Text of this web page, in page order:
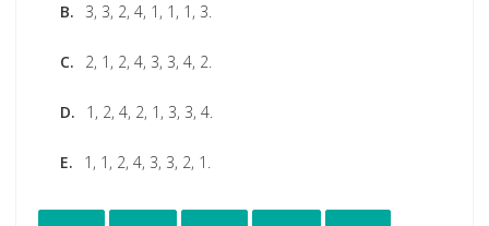
B. 3, 3, 2, 4, 1, 1, 1, 3.
C. 2, 1, 2, 4, 3, 3, 4, 2.
D. 1, 2, 4, 2, 1, 3, 3, 4.
E. 1, 1, 2, 4, 3, 3, 2, 1.